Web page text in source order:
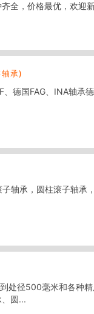
全，价格最优，欢迎
承)
轴承，圆柱滚子轴
圆...